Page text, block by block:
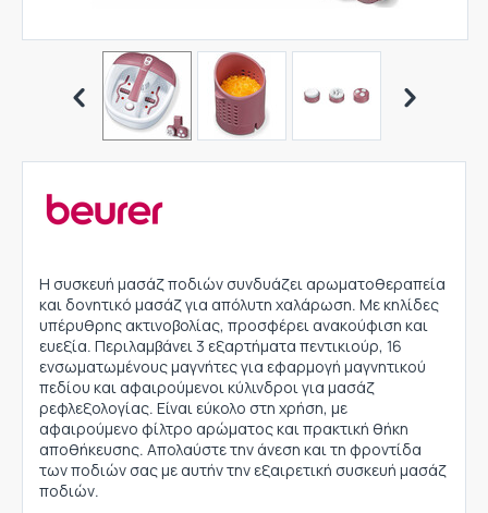
Η συσκευή μασάζ ποδιών συνδυάζει αρωματοθεραπεία
και δονητικό μασάζ για απόλυτη χαλάρωση. Με κηλίδες
υπέρυθρης ακτινοβολίας, προσφέρει ανακούφιση και
ευεξία. Περιλαμβάνει 3 εξαρτήματα πεντικιούρ, 16
ενσωματωμένους μαγνήτες για εφαρμογή μαγνητικού
πεδίου και αφαιρούμενοι κύλινδροι για μασάζ
ρεφλεξολογίας. Είναι εύκολο στη χρήση, με
αφαιρούμενο φίλτρο αρώματος και πρακτική θήκη
αποθήκευσης. Απολαύστε την άνεση και τη φροντίδα
των ποδιών σας με αυτήν την εξαιρετική συσκευή μασάζ
ποδιών.